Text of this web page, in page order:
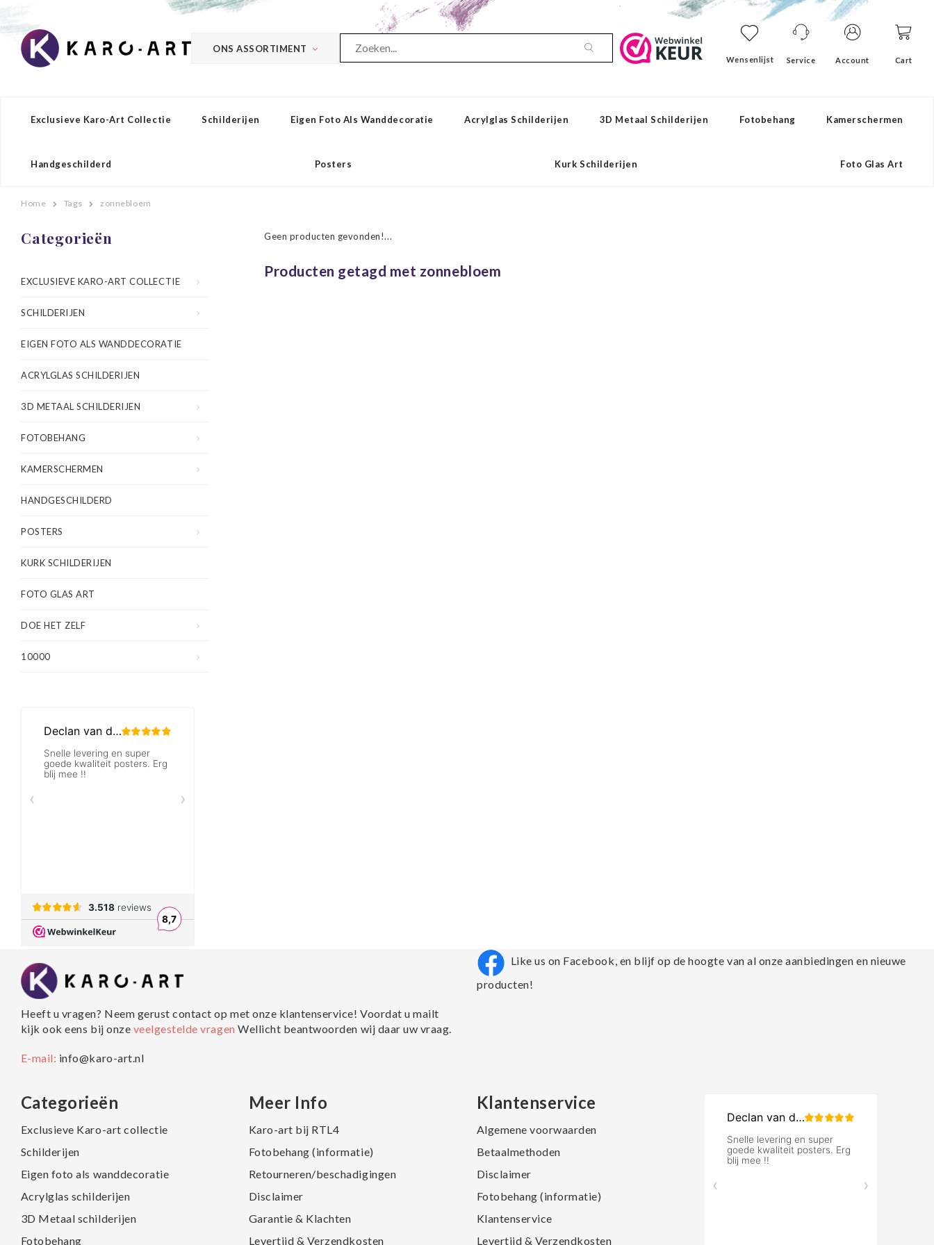
ONS ASSORTIMENT
Wensenlijst Service Account Cart
Exclusieve Karo-Art Collectie Schilderijen Eigen Foto Als Wanddecoratie Acrylglas Schilderijen 3D Metaal Schilderijen Fotobehang Kamerschermen
Handgeschilderd Posters Kurk Schilderijen Foto Glas Art
Home Tags zonnebloem
Categorieën
EXCLUSIEVE KARO-ART COLLECTIE
SCHILDERIJEN
EIGEN FOTO ALS WANDDECORATIE
ACRYLGLAS SCHILDERIJEN
3D METAAL SCHILDERIJEN
FOTOBEHANG
KAMERSCHERMEN
HANDGESCHILDERD
POSTERS
KURK SCHILDERIJEN
FOTO GLAS ART
DOE HET ZELF
10000
Geen producten gevonden!...
Producten getagd met zonnebloem
Heeft u vragen? Neem gerust contact op met onze klantenservice! Voordat u mailt
kijk ook eens bij onze veelgestelde vragenWellicht beantwoorden wij daar uw vraag.
E-mail: info@karo-art.nl
Like us on Facebook, en blijf op de hoogte van al onze aanbiedingen en nieuwe
producten!
Categorieën
Exclusieve Karo-art collectie
Schilderijen
Eigen foto als wanddecoratie
Acrylglas schilderijen
3D Metaal schilderijen
Fotobehang
Meer Info
Karo-art bij RTL4
Fotobehang (informatie)
Retourneren/beschadigingen
Disclaimer
Garantie & Klachten
Levertijd & Verzendkosten
Klantenservice
Algemene voorwaarden
Betaalmethoden
Disclaimer
Fotobehang (informatie)
Klantenservice
Levertijd & Verzendkosten